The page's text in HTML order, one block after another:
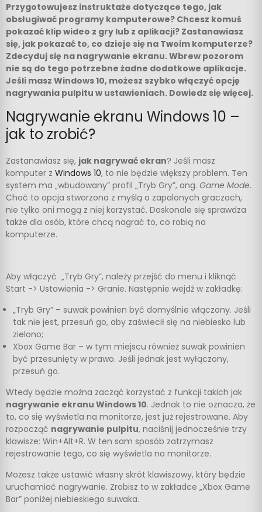
Przygotowujesz instruktaże dotyczące tego, jak
obsługiwać programy komputerowe? Chcesz komuś
pokazać klip wideo z gry lub z aplikacji? Zastanawiasz
się, jak pokazać to, co dzieje się na Twoim komputerze?
Zdecyduj się na nagrywanie ekranu. Wbrew pozorom
nie są do tego potrzebne żadne dodatkowe aplikacje.
Jeśli masz Windows 10, możesz szybko włączyć opcję
nagrywania pulpitu w ustawieniach. Dowiedz się więcej.
Nagrywanie ekranu Windows 10 –
jak to zrobić?
Zastanawiasz się, jak nagrywać ekran? Jeśli masz
komputer z Windows 10, to nie będzie większy problem. Ten
system ma „wbudowany” profil „Tryb Gry”, ang. Game Mode.
Choć to opcja stworzona z myślą o zapalonych graczach,
nie tylko oni mogą z niej korzystać. Doskonale się sprawdza
także dla osób, które chcą nagrać to, co robią na
komputerze.
Aby włączyć „Tryb Gry”, należy przejść do menu i kliknąć
Start -> Ustawienia -> Granie. Następnie wejdź w zakładkę:
„Tryb Gry” – suwak powinien być domyślnie włączony. Jeśli
tak nie jest, przesuń go, aby zaświecił się na niebiesko lub
zielono;
Xbox Game Bar – w tym miejscu również suwak powinien
być przesunięty w prawo. Jeśli jednak jest wyłączony,
przesuń go.
Wtedy będzie można zacząć korzystać z funkcji takich jak
nagrywanie ekranu Windows 10. Jednak to nie oznacza, że
to, co się wyświetla na monitorze, jest już rejestrowane. Aby
rozpocząć nagrywanie pulpitu, naciśnij jednocześnie trzy
klawisze: Win+Alt+R. W ten sam sposób zatrzymasz
rejestrowanie tego, co się wyświetla na monitorze.
Możesz także ustawić własny skrót klawiszowy, który będzie
uruchamiać nagrywanie. Zrobisz to w zakładce „Xbox Game
Bar” poniżej niebieskiego suwaka.